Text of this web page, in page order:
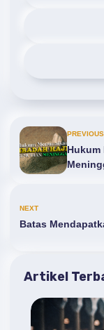
Artikel
PREVIOUS
Hukum
NEXT
Batas